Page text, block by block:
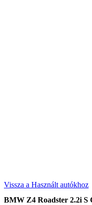
Vissza a Használt autókhoz
BMW Z4 Roadster 2.2i